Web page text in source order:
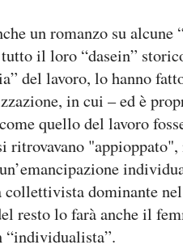
un romanzo su alcune
il loro “dasein”
del lavoro, lo hanno
in cui – ed è
quello del lavoro
ritrovavano
dominante
resto lo farà anche il
“individualista”.